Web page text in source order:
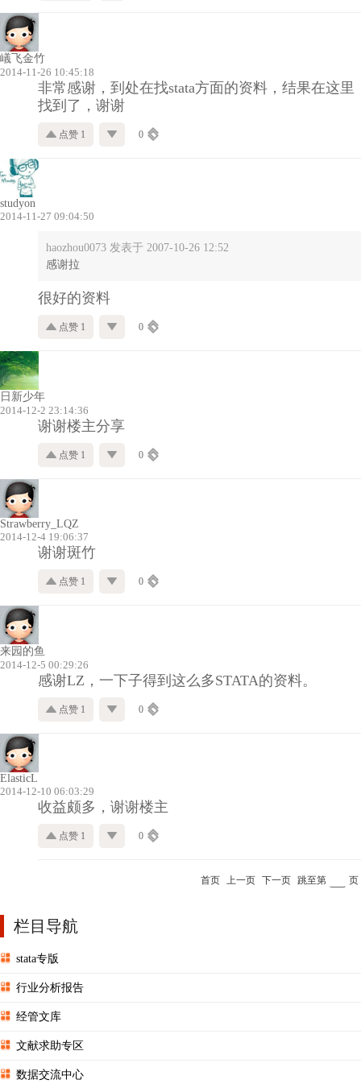
嶬飞金竹
2014-11-26 10:45:18
非常感谢，到处在找stata方面的资料，结果在这里
找到了，谢谢
点赞 1 0
studyon
2014-11-27 09:04:50
haozhou0073 发表于 2007-10-26 12:52
感谢拉
很好的资料
点赞 1 0
日新少年
2014-12-2 23:14:36
谢谢楼主分享
点赞 1 0
Strawberry_LQZ
2014-12-4 19:06:37
谢谢斑竹
点赞 1 0
来园的鱼
2014-12-5 00:29:26
感谢LZ，一下子得到这么多STATA的资料。
点赞 1 0
ElasticL
2014-12-10 06:03:29
收益颇多，谢谢楼主
点赞 1 0
首页 上一页 下一页 跳至第 页
栏目导航
stata专版
行业分析报告
经管文库
文献求助专区
数据交流中心